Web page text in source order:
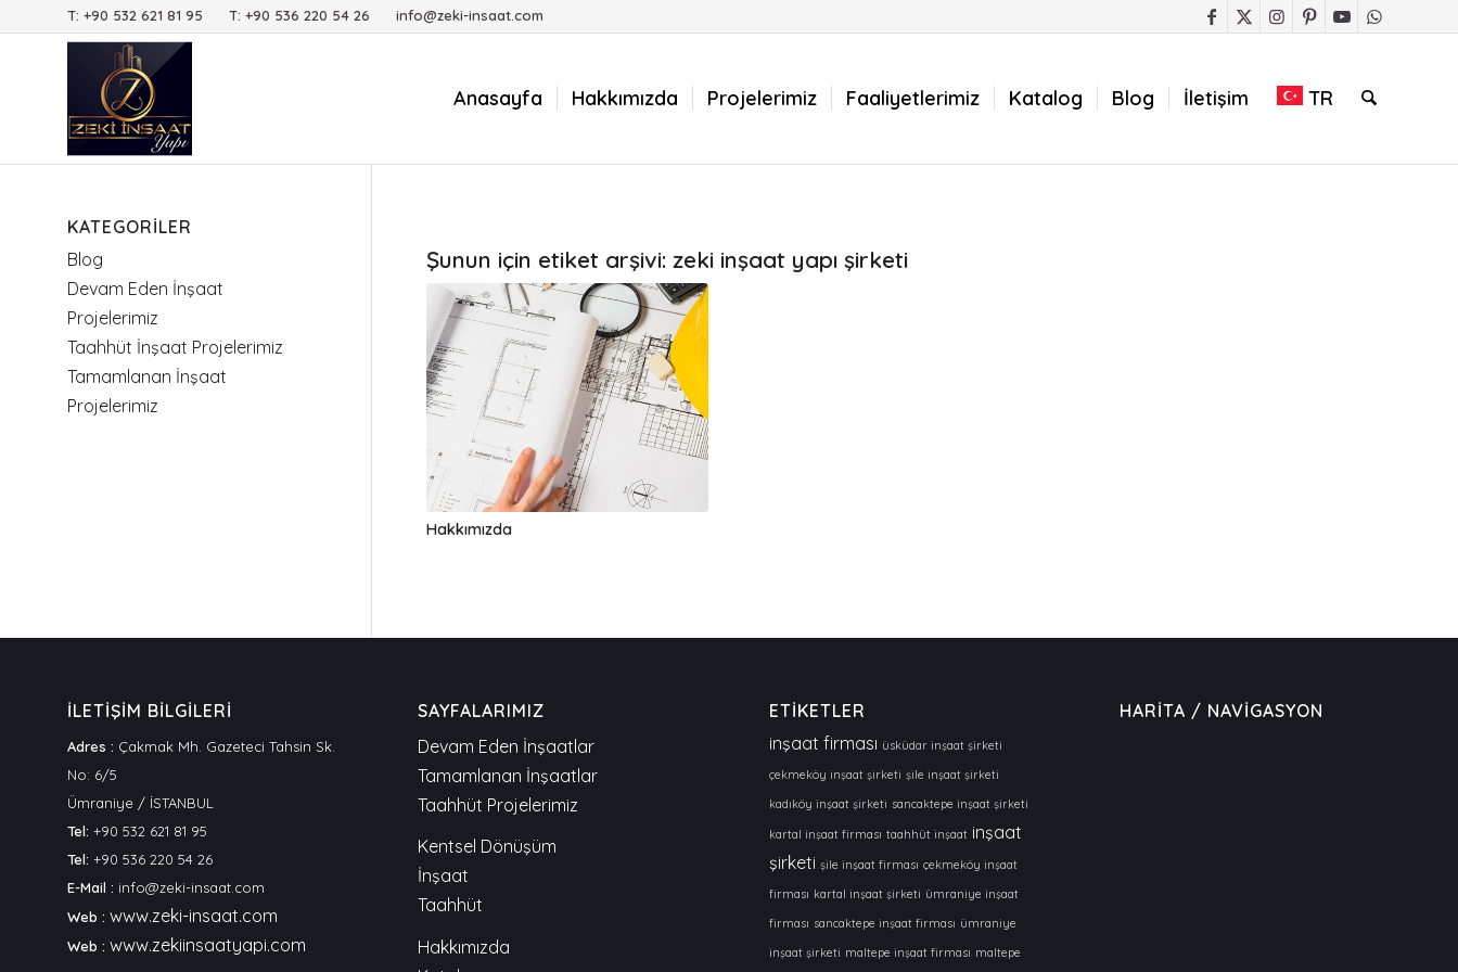
T: +90 532 621 81 95 T: +90 536 220 54 26 info@zeki-insaat.com
Anasayfa Hakkımızda Projelerimiz Faaliyetlerimiz Katalog Blog İletişim TR
Şunun için etiket arşivi: zeki inşaat yapı şirketi
Hakkımızda
KATEGORILER
Blog
Devam Eden İnşaat
Projelerimiz
Taahhüt İnşaat Projelerimiz
Tamamlanan İnşaat
Projelerimiz
İLETİŞİM BİLGİLERİ
Adres : Çakmak Mh. Gazeteci Tahsin Sk.
No: 6/5
Ümraniye / İSTANBUL
Tel: +90 532 621 81 95
Tel: +90 536 220 54 26
E-Mail : info@zeki-insaat.com
Web : www.zeki-insaat.com
Web : www.zekiinsaatyapi.com
SAYFALARIMIZ
Devam Eden İnşaatlar
Tamamlanan İnşaatlar
Taahhüt Projelerimiz
Kentsel Dönüşüm
İnşaat
Taahhüt
Hakkımızda
ETİKETLER
inşaat firması üsküdar inşaat şirketi
çekmeköy inşaat şirketi şile inşaat şirketi
kadıköy inşaat şirketi sancaktepe inşaat şirketi
kartal inşaat firması taahhüt inşaat inşaat
şirketi şile inşaat firması çekmeköy inşaat
firması kartal inşaat şirketi ümraniye inşaat
firması sancaktepe inşaat firması ümraniye
inşaat şirketi maltepe inşaat firması maltepe
HARİTA / NAVİGASYON